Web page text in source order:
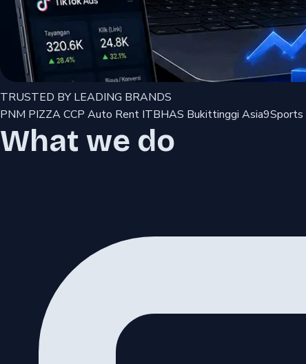
TRUSTED BY LEADING BRANDS
PNM PIZZACCP Auto Rent ITBHAS Bukittinggi Asia9Sports
What we do